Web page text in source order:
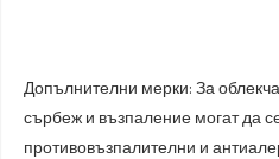
Допълнителни мерки: За
сърбеж и възпаление могат да
противовъзпалителни и